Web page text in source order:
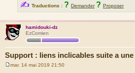
✍ Traductions : ? Demander ? Proposer
hamidouki-dz
EzComien
Support : liens inclicables suite a
mar. 14 mai 2019 21:50